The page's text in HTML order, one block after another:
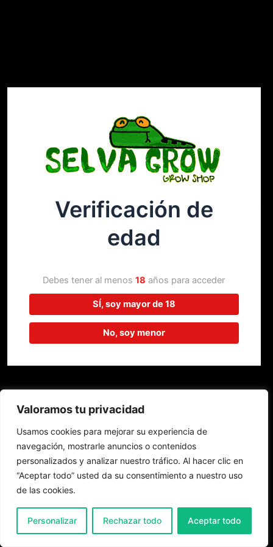
Valoramos tu privacidad
Usamos cookies para mejorar su experiencia de
navegación, mostrarle anuncios o contenidos
personalizados y analizar nuestro tráfico. Al hacer clic en
“Aceptar todo” usted da su consentimiento a nuestro uso
de las cookies.
Personalizar Rechazar todo Aceptar todo
¡Disculpa este desastre! Estamos
trabajando en algo increíble,
¡vuelve pronto!
Verificación de
edad
Debes tener al menos18 años para acceder
SÍ, soy mayor de 18
No, soy menor